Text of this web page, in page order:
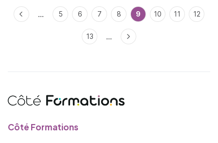
Pagination
Page précédente
… Page
5 Page
6 Page
7 Page
8 Page courante
9 Page
10 Page
11 Page
12
Page
13 … Page suivante
Côté Formations